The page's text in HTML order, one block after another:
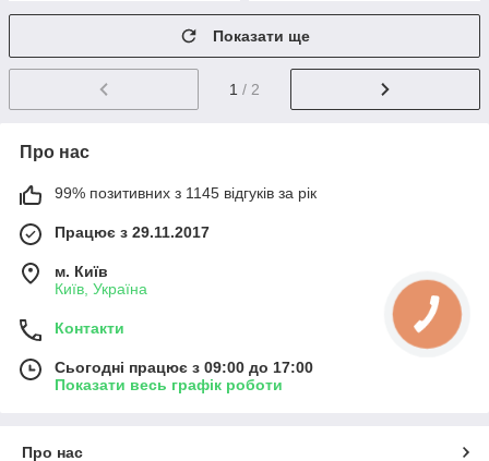
Показати ще
1 / 2
Про нас
99% позитивних з 1145 відгуків за рік
Працює з 29.11.2017
м. Київ
Київ, Україна
Контакти
Сьогодні працює з 09:00 до 17:00
Показати весь графік роботи
Про нас